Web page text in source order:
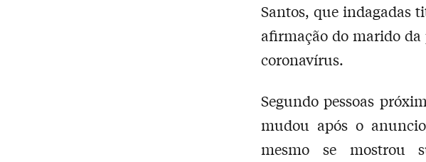
Santos, que indagadas
afirmação do marido
coronavírus.
Segundo pessoas
mudou após o
mesmo se mostrou